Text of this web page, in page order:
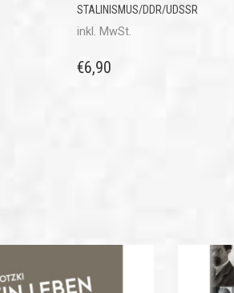
STALINISMUS/DDR/UDSSR
inkl. MwSt.
€6,90